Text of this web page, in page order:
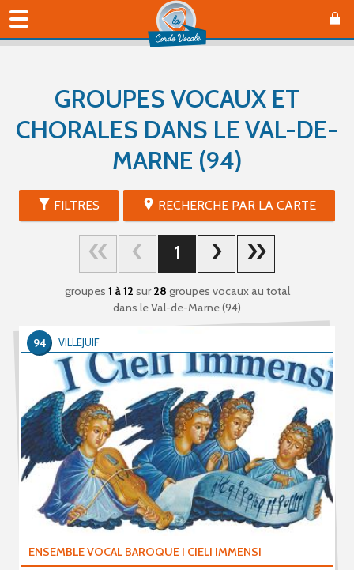
GROUPES VOCAUX ET
CHORALES DANS LE VAL-DE-
MARNE (94)
FILTRES RECHERCHE PAR LA CARTE
1
groupes 1 à 12 sur28 groupes vocaux au total
dans le Val-de-Marne (94)
ENSEMBLE VOCAL BAROQUE I CIELI IMMENSI
VILLEJUIF
94